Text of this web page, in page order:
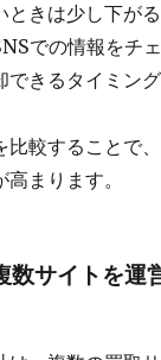
きは少し下が
での情報をチ
できるタイミン
比較することで
まります。
数サイトを運